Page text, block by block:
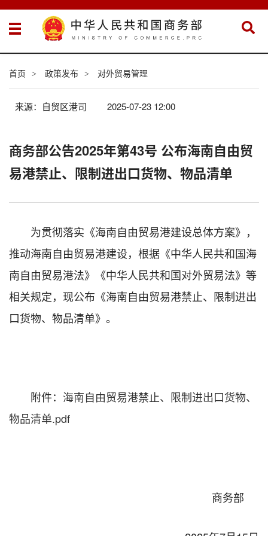
首页 > 政策发布 > 对外贸易管理
来源：自贸区港司 2025-07-23 12:00
商务部公告2025年第43号 公布海南自由贸
易港禁止、限制进出口货物、物品清单
为贯彻落实《海南自由贸易港建设总体方案》，
推动海南自由贸易港建设，根据《中华人民共和国海
南自由贸易港法》《中华人民共和国对外贸易法》等
相关规定，现公布《海南自由贸易港禁止、限制进出
口货物、物品清单》。
附件： 海南自由贸易港禁止、限制进出口货物、
物品清单.pdf
商务部